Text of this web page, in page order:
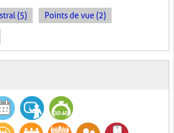
(5) Points de vue (2)